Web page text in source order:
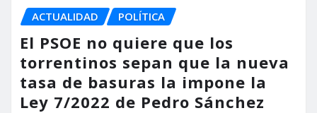
ACTUALIDAD POLÍTICA
El PSOE no quiere que los
torrentinos sepan que la nueva
tasa de basuras la impone la
Ley 7/2022 de Pedro Sánchez